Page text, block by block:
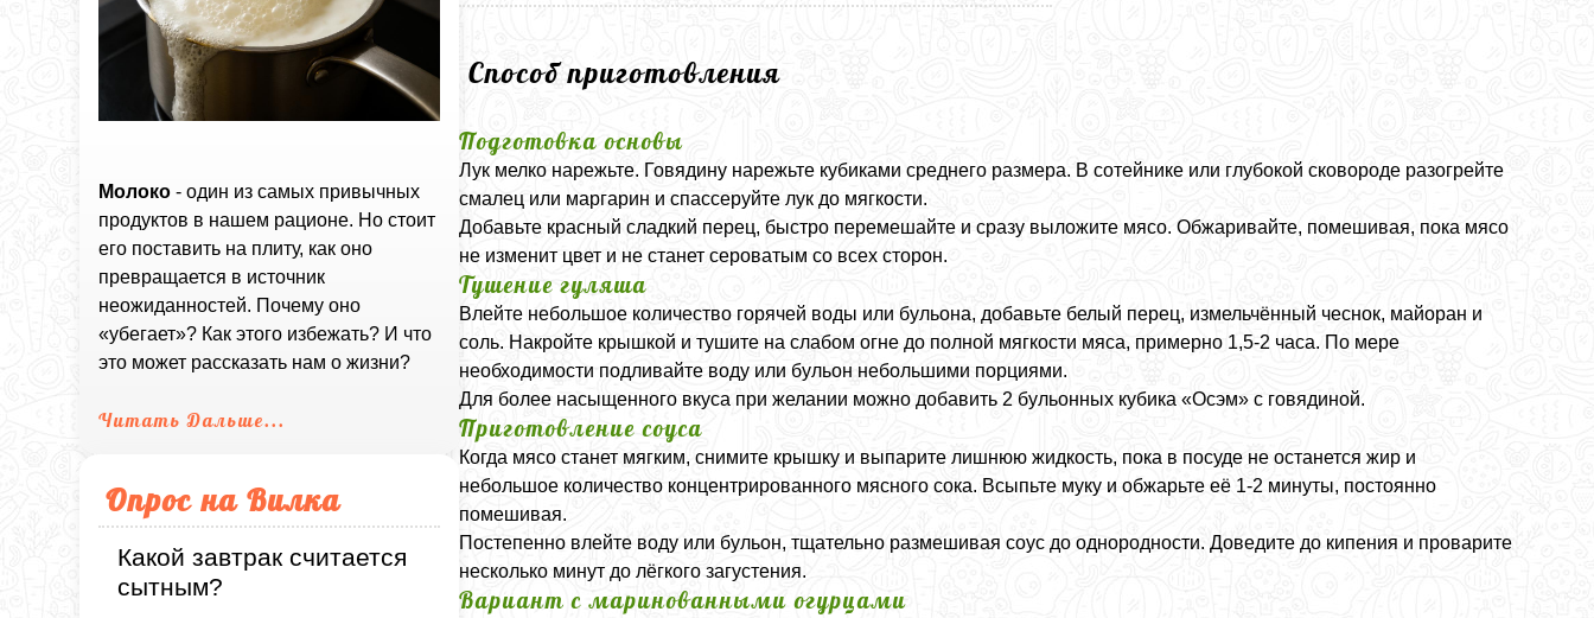
Молоко - один из самых привычных
продуктов в нашем рационе. Но стоит
его поставить на плиту, как оно
превращается в источник
неожиданностей. Почему оно
«убегает»? Как этого избежать? И что
это может рассказать нам о жизни?
Читать Дальше...
Опрос на Вилка
Какой завтрак считается
сытным?
Способ приготовления
Подготовка основы
Лук мелко нарежьте. Говядину нарежьте кубиками среднего размера. В сотейнике или глубокой сковороде разогрейте
смалец или маргарин и спассеруйте лук до мягкости.
Добавьте красный сладкий перец, быстро перемешайте и сразу выложите мясо. Обжаривайте, помешивая, пока мясо
не изменит цвет и не станет сероватым со всех сторон.
Тушение гуляша
Влейте небольшое количество горячей воды или бульона, добавьте белый перец, измельчённый чеснок, майоран и
соль. Накройте крышкой и тушите на слабом огне до полной мягкости мяса, примерно 1,5-2 часа. По мере
необходимости подливайте воду или бульон небольшими порциями.
Для более насыщенного вкуса при желании можно добавить 2 бульонных кубика «Осэм» с говядиной.
Приготовление соуса
Когда мясо станет мягким, снимите крышку и выпарите лишнюю жидкость, пока в посуде не останется жир и
небольшое количество концентрированного мясного сока. Всыпьте муку и обжарьте её 1-2 минуты, постоянно
помешивая.
Постепенно влейте воду или бульон, тщательно размешивая соус до однородности. Доведите до кипения и проварите
несколько минут до лёгкого загустения.
Вариант с маринованными огурцами